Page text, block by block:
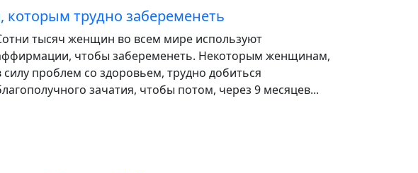
трудно забеременеть
тысяч женщин во всем мире используют
чтобы забеременеть. Некоторым женщинам,
силу проблем со здоровьем, трудно добиться
зачатия, чтобы потом, через 9 месяцев...